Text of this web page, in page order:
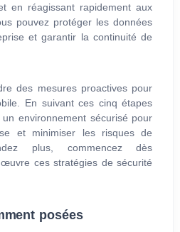
en réagissant rapidement aux
pouvez protéger les données
et garantir la continuité de
des mesures proactives pour
En suivant ces cinq étapes
environnement sécurisé pour
et minimiser les risques de
plus, commencez dès
ces stratégies de sécurité
posées